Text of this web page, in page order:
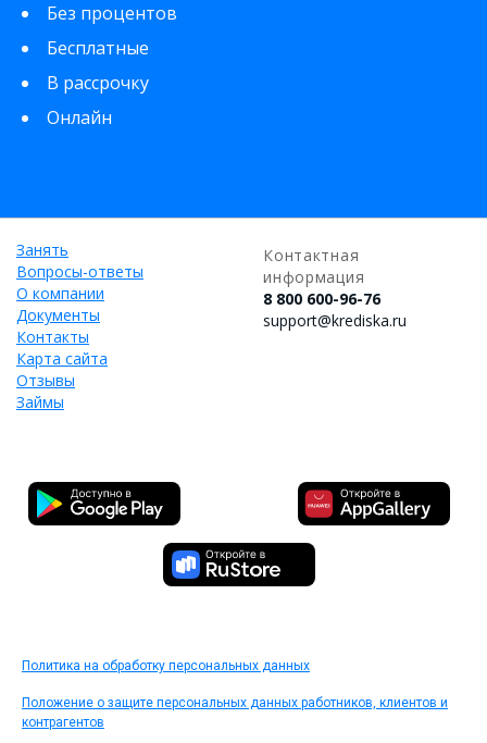
Без процентов
Бесплатные
В рассрочку
Онлайн
Занять
Вопросы-ответы
О компании
Документы
Контакты
Карта сайта
Отзывы
Займы
Контактная
информация
8 800 600-96-76
support@krediska.ru
Политика на обработку персональных данных
Положение о защите персональных данных работников, клиентов и
контрагентов